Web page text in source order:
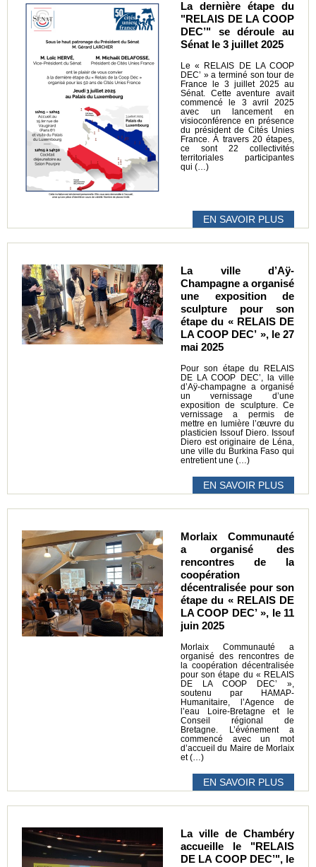
La dernière étape du
"RELAIS DE LA COOP
DEC’" se déroule au
Sénat le 3 juillet 2025
Le « RELAIS DE LA COOP
DEC’ » a terminé son tour de
France le 3 juillet 2025 au
Sénat. Cette aventure avait
commencé le 3 avril 2025
avec un lancement en
visioconférence en présence
du président de Cités Unies
France. À travers 20 étapes,
ce sont 22 collectivités
territoriales participantes
qui (…)
EN SAVOIR PLUS
La ville d’Aÿ-
Champagne a organisé
une exposition de
sculpture pour son
étape du « RELAIS DE
LA COOP DEC’ », le 27
mai 2025
Pour son étape du RELAIS
DE LA COOP DEC’, la ville
d’Aÿ-champagne a organisé
un vernissage d’une
exposition de sculpture. Ce
vernissage a permis de
mettre en lumière l’œuvre du
plasticien Issouf Diero. Issouf
Diero est originaire de Léna,
une ville du Burkina Faso qui
entretient une (…)
EN SAVOIR PLUS
Morlaix Communauté
a organisé des
rencontres de la
coopération
décentralisée pour son
étape du « RELAIS DE
LA COOP DEC’ », le 11
juin 2025
Morlaix Communauté a
organisé des rencontres de
la coopération décentralisée
pour son étape du « RELAIS
DE LA COOP DEC’ »,
soutenu par HAMAP-
Humanitaire, l’Agence de
l’eau Loire-Bretagne et le
Conseil régional de
Bretagne. L’événement a
commencé avec un mot
d’accueil du Maire de Morlaix
et (…)
EN SAVOIR PLUS
La ville de Chambéry
accueille le "RELAIS
DE LA COOP DEC’", le